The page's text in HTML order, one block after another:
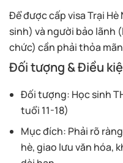
Để được cấp visa Trại
sinh) và người bảo lãnh
chức) cần phải thỏa
Đối tượng & Điều
Đối tượng: Học sinh
tuổi 11-18)
Mục đích: Phải rõ
hè, giao lưu văn hóa,